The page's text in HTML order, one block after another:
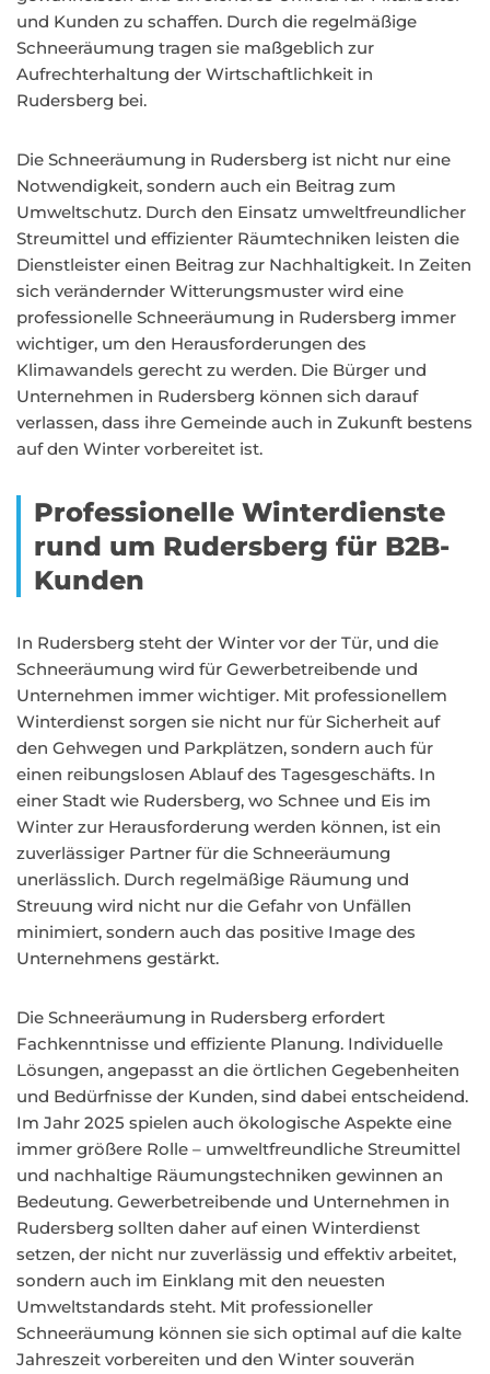
und Kunden zu schaffen. Durch die regelmäßige
Schneeräumung tragen sie maßgeblich zur
Aufrechterhaltung der Wirtschaftlichkeit in
Rudersberg bei.
Die Schneeräumung in Rudersberg ist nicht nur eine
Notwendigkeit, sondern auch ein Beitrag zum
Umweltschutz. Durch den Einsatz umweltfreundlicher
Streumittel und effizienter Räumtechniken leisten die
Dienstleister einen Beitrag zur Nachhaltigkeit. In Zeiten
sich verändernder Witterungsmuster wird eine
professionelle Schneeräumung in Rudersberg immer
wichtiger, um den Herausforderungen des
Klimawandels gerecht zu werden. Die Bürger und
Unternehmen in Rudersberg können sich darauf
verlassen, dass ihre Gemeinde auch in Zukunft bestens
auf den Winter vorbereitet ist.
Professionelle Winterdienste
rund um Rudersberg für B2B-
Kunden
In Rudersberg steht der Winter vor der Tür, und die
Schneeräumung wird für Gewerbetreibende und
Unternehmen immer wichtiger. Mit professionellem
Winterdienst sorgen sie nicht nur für Sicherheit auf
den Gehwegen und Parkplätzen, sondern auch für
einen reibungslosen Ablauf des Tagesgeschäfts. In
einer Stadt wie Rudersberg, wo Schnee und Eis im
Winter zur Herausforderung werden können, ist ein
zuverlässiger Partner für die Schneeräumung
unerlässlich. Durch regelmäßige Räumung und
Streuung wird nicht nur die Gefahr von Unfällen
minimiert, sondern auch das positive Image des
Unternehmens gestärkt.
Die Schneeräumung in Rudersberg erfordert
Fachkenntnisse und effiziente Planung. Individuelle
Lösungen, angepasst an die örtlichen Gegebenheiten
und Bedürfnisse der Kunden, sind dabei entscheidend.
Im Jahr 2025 spielen auch ökologische Aspekte eine
immer größere Rolle – umweltfreundliche Streumittel
und nachhaltige Räumungstechniken gewinnen an
Bedeutung. Gewerbetreibende und Unternehmen in
Rudersberg sollten daher auf einen Winterdienst
setzen, der nicht nur zuverlässig und effektiv arbeitet,
sondern auch im Einklang mit den neuesten
Umweltstandards steht. Mit professioneller
Schneeräumung können sie sich optimal auf die kalte
Jahreszeit vorbereiten und den Winter souverän